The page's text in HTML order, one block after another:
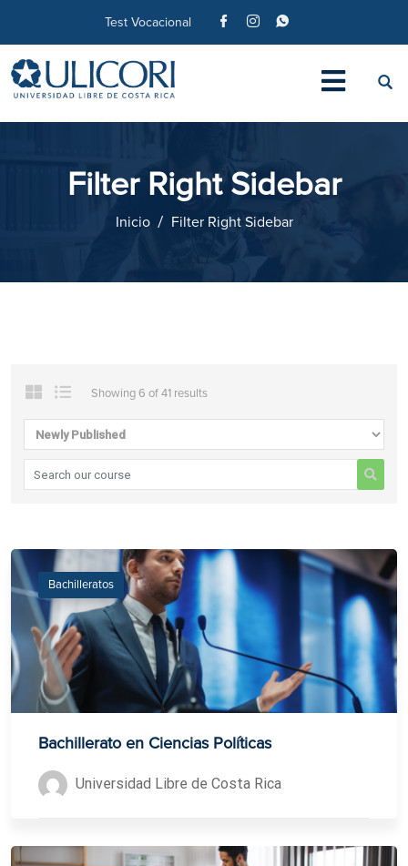
Test Vocacional
Filter Right Sidebar
Inicio Filter Right Sidebar
Showing 6 of 41 results
Bachilleratos
Bachillerato en Ciencias Políticas
Universidad Libre de Costa Rica